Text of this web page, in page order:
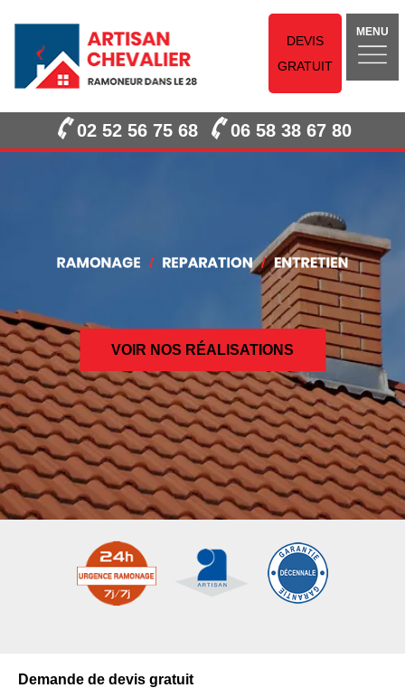
DEVIS
GRATUIT
MENU
02 52 56 75 68 06 58 38 67 80
VOIR NOS RÉALISATIONS
Demande de devis gratuit